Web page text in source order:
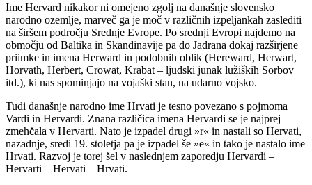
Ime Hervard nikakor ni omejeno zgolj na današnje slovensko
narodno ozemlje, marveč ga je moč v različnih izpeljankah zaslediti
na širšem področju Srednje Evrope. Po srednji Evropi najdemo na
območju od Baltika in Skandinavije pa do Jadrana dokaj razširjene
priimke in imena Herward in podobnih oblik (Hereward, Herwart,
Horvath, Herbert, Crowat, Krabat – ljudski junak lužiških Sorbov
itd.), ki nas spominjajo na vojaški stan, na udarno vojsko.
Tudi današnje narodno ime Hrvati je tesno povezano s pojmoma
Vardi in Hervardi. Znana različica imena Hervardi se je najprej
zmehčala v Hervarti. Nato je izpadel drugi »r« in nastali so Hervati,
nazadnje, sredi 19. stoletja pa je izpadel še »e« in tako je nastalo ime
Hrvati. Razvoj je torej šel v naslednjem zaporedju Hervardi –
Hervarti – Hervati – Hrvati.